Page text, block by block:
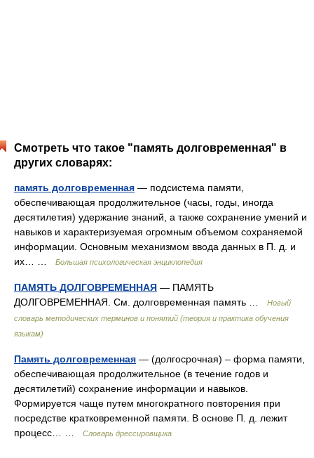
Смотреть что такое "память долговременная" в
других словарях:
память долговременная — подсистема памяти,
обеспечивающая продолжительное (часы, годы, иногда
десятилетия) удержание знаний, а также сохранение умений и
навыков и характеризуемая огромным объемом сохраняемой
информации. Основным механизмом ввода данных в П. д. и
их… …
Большая психологическая энциклопедия
ПАМЯТЬ ДОЛГОВРЕМЕННАЯ — ПАМЯТЬ
ДОЛГОВРЕМЕННАЯ. См. долговременная память …
Новый
словарь методических терминов и понятий (теория и практика обучения
языкам)
Память долговременная — (долгосрочная) – форма памяти,
обеспечивающая продолжительное (в течение годов и
десятилетий) сохранение информации и навыков.
Формируется чаще путем многократного повторения при
посредстве кратковременной памяти. В основе П. д. лежит
процесс… …
Словарь дрессировщика